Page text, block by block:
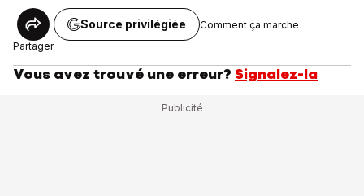
Partager
Source privilégiée Comment ça marche
Vous avez trouvé une erreur? Signalez-la